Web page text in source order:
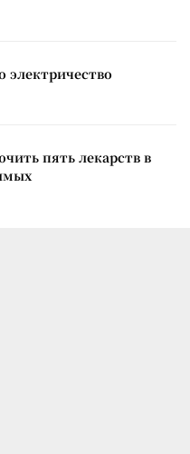
электричество
пять лекарств в